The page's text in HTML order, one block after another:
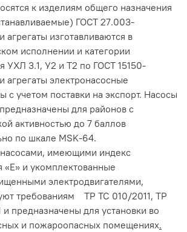
к изделиям общего назначения
ГОСТ 27.003-
агрегаты изготавливаются в
исполнении и категории
УХЛ 3.1, У2 и Т2 по ГОСТ 15150-
агрегаты электронасосные
с учетом поставки на экспорт. Насосы
для районов с
активностью до 7 баллов
по шкале MSK-64.
насосами, имеющими индекс
«Е» и укомплектованные
электродвигателями,
требованиям ТР ТС 010/2011, ТР
и предназначены для установки во
и пожароопасных помещениях.